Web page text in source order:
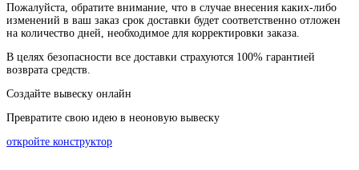
Пожалуйста , обратите внимание что в случае внесения каких-либо
изменений в ваш заказ срок доставки будет соответственно отложен
на количество дней необходимое для корректировки заказа
В целях безопасности все доставки страхуются 100% гарантией
возврата средств.
Создайте вывеску онлайн
Превратите свою идею в неоновую вывеску
откройте конструктор